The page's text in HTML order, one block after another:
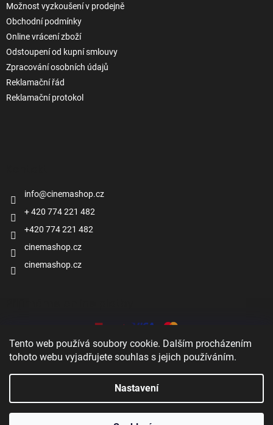
Tento web používá soubory cookie. Dalším procházením
tohoto webu vyjadřujete souhlas s jejich používáním.
Nastavení
Možnost vyzkoušení v prodejně
Obchodní podmínky
Online vrácení zboží
Odstoupení od kupní smlouvy
Zpracování osobních údajů
Reklamační řád
Reklamační protokol
info@cinemashop.cz
+ 420 774 221 482
+420 774 221 482
cinemashop.cz
cinemashop.cz
Vytvořil Shoptet